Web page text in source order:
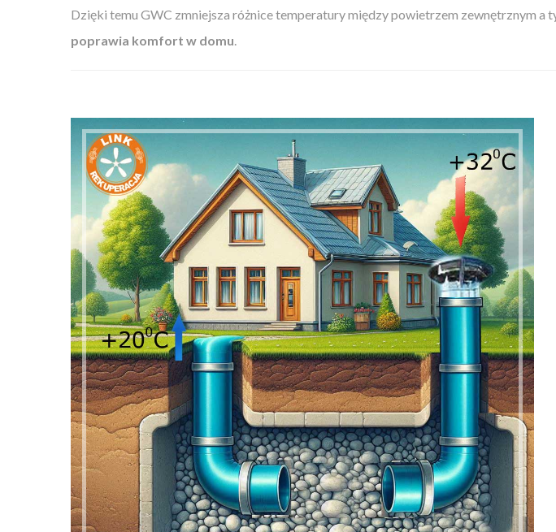
Dzięki temu GWC zmniejsza różnice temperatury między powietrzem zewnętrznym a
poprawia komfort w domu